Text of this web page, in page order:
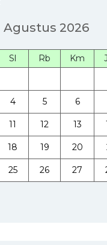
Agustus 2026
Sl Rb Km
4 5 6
11 12 13
18 19 20
25 26 27